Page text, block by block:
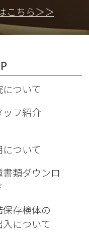
こちら＞＞
について
ッフ紹介
について
類ダウンロ
存検体の
について